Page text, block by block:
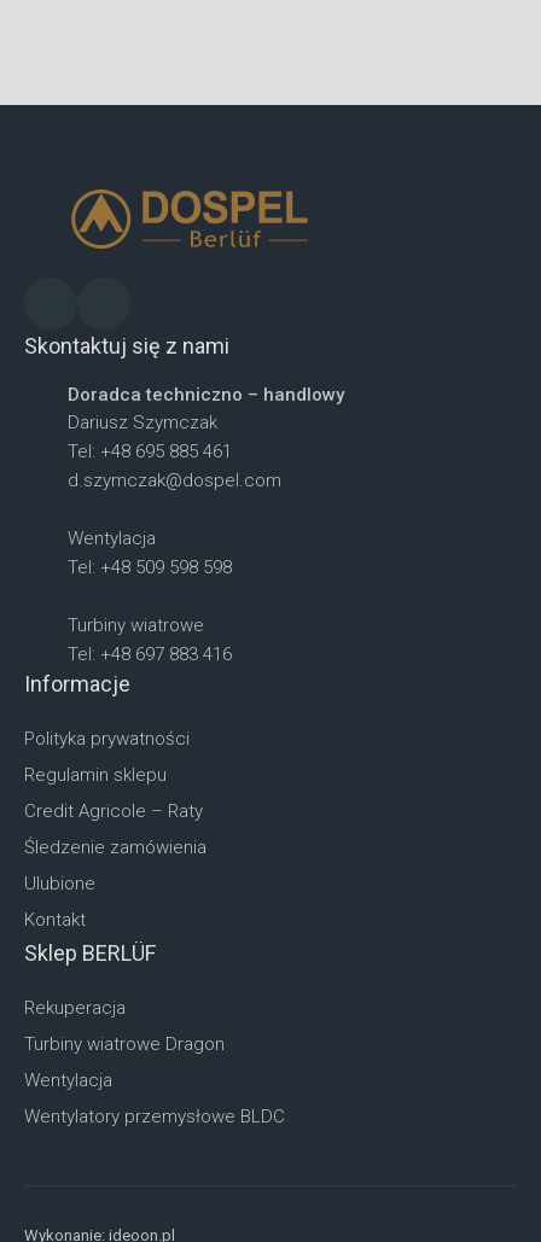
Skontaktuj się z nami
Doradca techniczno – handlowy
Dariusz Szymczak
Tel: +48 695 885 461
d.szymczak@dospel.com
Wentylacja
Tel: +48 509 598 598
Turbiny wiatrowe
Tel: +48 697 883 416
Informacje
Polityka prywatności
Regulamin sklepu
Credit Agricole – Raty
Śledzenie zamówienia
Ulubione
Kontakt
Sklep BERLÜF
Rekuperacja
Turbiny wiatrowe Dragon
Wentylacja
Wentylatory przemysłowe BLDC
Wykonanie: ideoon.pl